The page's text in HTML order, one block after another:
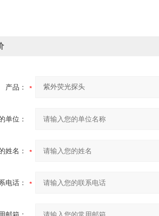
产品：
单位：
姓名：
电话：